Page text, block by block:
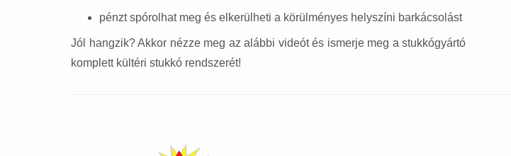
pénzt spórolhat meg és elkerülheti a körülményes helyszíni barkácsolást
Jól hangzik? Akkor nézze meg az alábbi videót és ismerje meg a stukkógyártó
komplett kültéri stukkó rendszerét!